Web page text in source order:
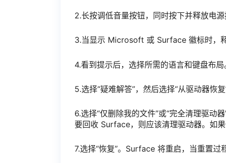
2.长按调低音量按钮，同时按下并释放电源
3.当显示 Microsoft 或 Surface 徽标时，
4.看到提示后，选择所需的语言和键盘布局
5.选择“疑难解答”，然后选择“从驱动器恢复”
6.选择“仅删除我的文件”或“完全清理驱动
要回收 Surface，则应该清理驱动器。如
7.选择“恢复”。Surface 将重启，当重置